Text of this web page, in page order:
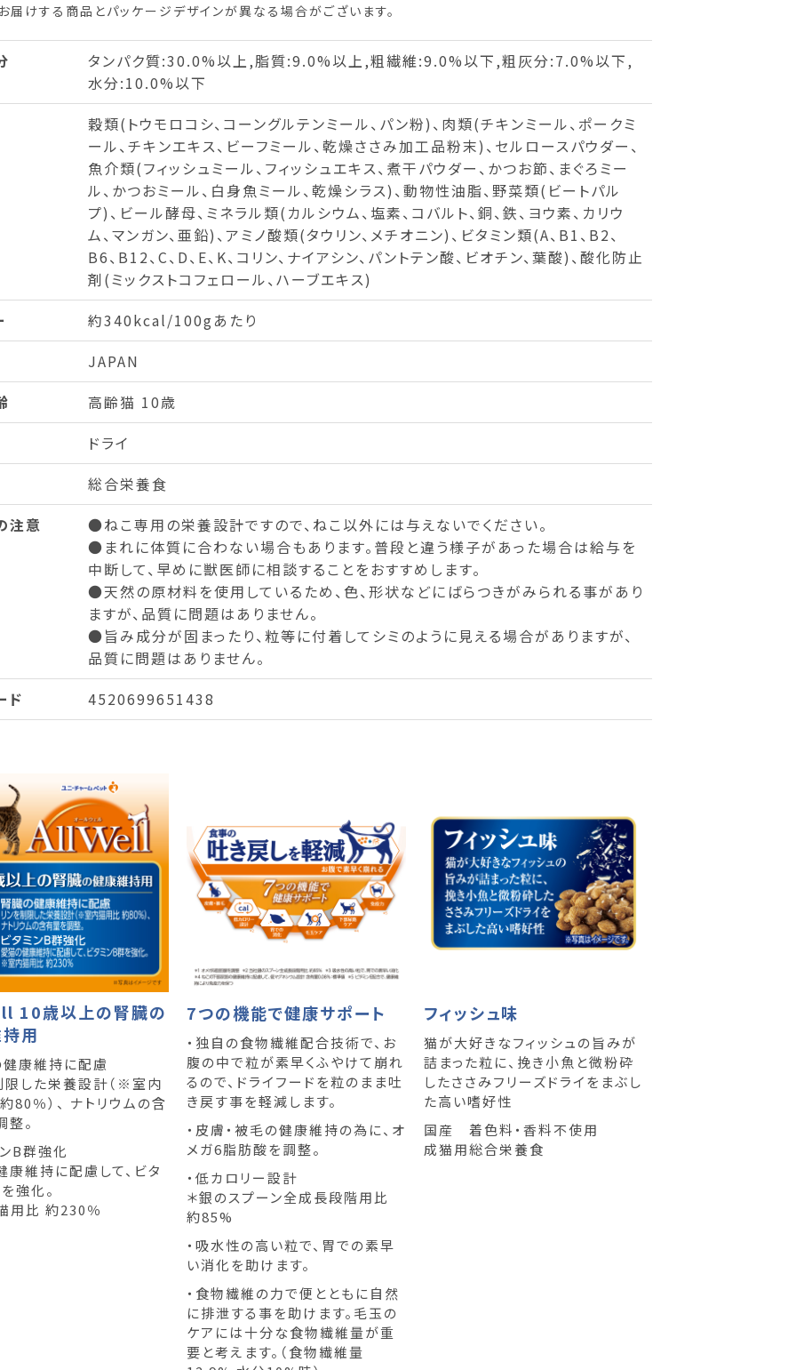
けする商品とパッケージデザインが異なる場合がございます。
タンパク質:30.0%以上,脂質:9.0%以上,粗繊維:9.0%以下,粗灰分:7.0%以下,
水分:10.0%以下
穀類(トウモロコシ、コーングルテンミール、パン粉)、肉類(チキンミール、ポークミ
ール、チキンエキス、ビーフミール、乾燥ささみ加工品粉末)、セルロースパウダー、
魚介類(フィッシュミール、フィッシュエキス、煮干パウダー、かつお節、まぐろミー
ル、かつおミール、白身魚ミール、乾燥シラス)、動物性油脂、野菜類(ビートパル
プ)、ビール酵母、ミネラル類(カルシウム、塩素、コバルト、銅、鉄、ヨウ素、カリウ
ム、マンガン、亜鉛)、アミノ酸類(タウリン、メチオニン)、ビタミン類(A、B1、B2、
B6、B12、C、D、E、K、コリン、ナイアシン、パントテン酸、ビオチン、葉酸)、酸化防止
剤(ミックストコフェロール、ハーブエキス)
約340kcal/100gあたり
JAPAN
高齢猫 10歳
ドライ
総合栄養食
注意
●ねこ専用の栄養設計ですので、ねこ以外には与えないでください。
●まれに体質に合わない場合もあります。普段と違う様子があった場合は給与を
中断して、早めに獣医師に相談することをおすすめします。
●天然の原材料を使用しているため、色、形状などにばらつきがみられる事があり
ますが、品質に問題はありません。
●旨み成分が固まったり、粒等に付着してシミのように見える場合がありますが、
品質に問題はありません。
ド
4520699651438
10歳以上の腎臓の
用
健康維持に配慮
限した栄養設計（※室内
80％）、 ナトリウムの含
整。
B群強化
康維持に配慮して、ビタ
強化。
用比 約230％
7つの機能で健康サポート
・独自の食物繊維配合技術で、お
腹の中で粒が素早くふやけて崩れ
るので、ドライフードを粒のまま吐
き戻す事を軽減します。
・皮膚・被毛の健康維持の為に、オ
メガ6脂肪酸を調整。
・低カロリー設計
＊銀のスプーン全成長段階用比
約85%
・吸水性の高い粒で、胃での素早
い消化を助けます。
・食物繊維の力で便とともに自然
に排泄する事を助けます。毛玉の
ケアには十分な食物繊維量が重
要と考えます。（食物繊維量
フィッシュ味
猫が大好きなフィッシュの旨みが
詰まった粒に、挽き小魚と微粉砕
したささみフリーズドライをまぶし
た高い嗜好性
国産 着色料・香料不使用
成猫用総合栄養食